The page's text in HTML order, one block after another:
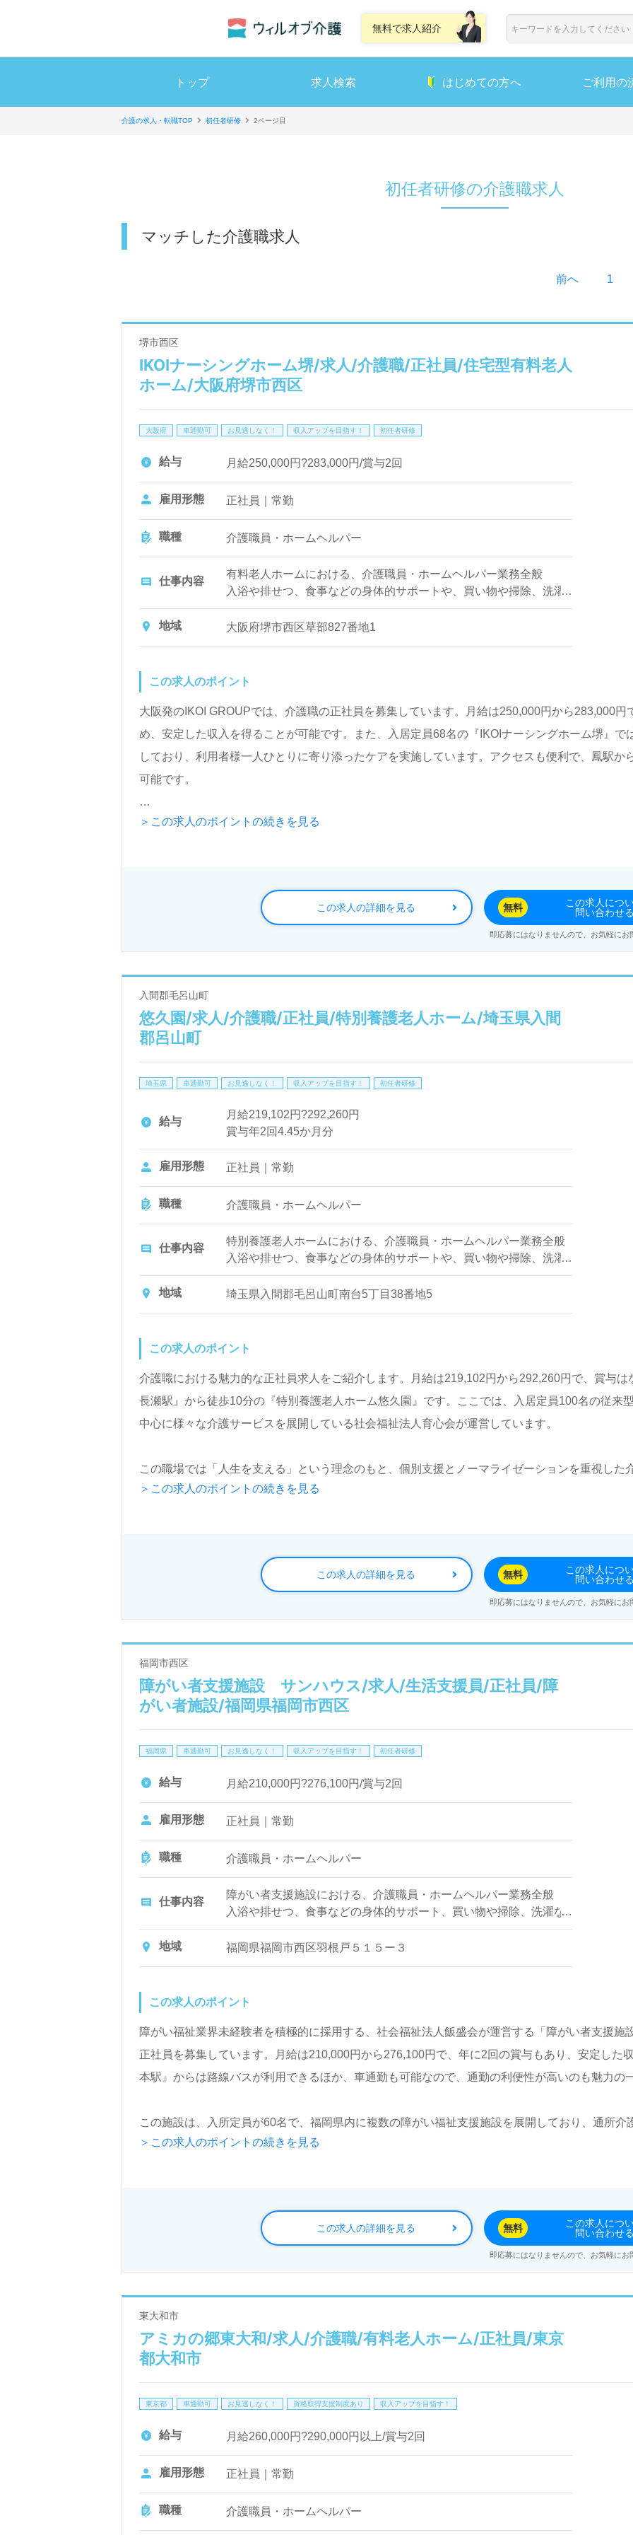
無料で求人紹介
トップ 求人検索 はじめての方へ ご利用の
介護の求人・転職TOP 初任者研修 2ページ目
初任者研修の介護職求人
マッチした介護職求人
前へ 1
堺市西区
IKOIナーシングホーム堺/求人/介護職/正社員/住宅型有料老人
ホーム/大阪府堺市西区
大阪府 車通勤可 お見逃しなく！ 収入アップを目指す！ 初任者研修
給与 月給250,000円?283,000円/賞与2回
雇用形態 正社員｜常勤
職種 介護職員・ホームヘルパー
仕事内容
有料老人ホームにおける、介護職員・ホームヘルパー業務全般
入浴や排せつ、食事などの身体的サポートや、買い物や掃除、洗濯
など日常生活のサポートなどをお願いします。
地域
大阪府堺市西区草部827番地1
この求人のポイント
大阪発のIKOI GROUPでは、介護職の正社員を募集しています。月給は250,000円から283,000円
め、安定した収入を得ることが可能です。また、入居定員68名の『IKOIナーシングホーム堺』で
しており、利用者様一人ひとりに寄り添ったケアを実施しています。アクセスも便利で、鳳駅か
可能です。
当グループは、大阪府、兵庫県、東京都、石川県でデイサービスや訪問看護、サービス付き高齢
求職者には「ご利用者様らしさをサポートしたい」「介護業界での夢を実現したい」といった思
医療・福祉業界での正社員やパートの求人を探している方は、ぜひウィルオブ介護にご相談くだ
＞この求人のポイントの続きを見る
この求人の詳細を見る 無料
この求人につ
問い合わせる
即応募にはなりませんので、お気軽にお
入間郡毛呂山町
悠久園/求人/介護職/正社員/特別養護老人ホーム/埼玉県入間
郡呂山町
埼玉県 車通勤可 お見逃しなく！ 収入アップを目指す！ 初任者研修
給与
月給219,102円?292,260円
賞与年2回4.45か月分
雇用形態 正社員｜常勤
職種 介護職員・ホームヘルパー
仕事内容
特別養護老人ホームにおける、介護職員・ホームヘルパー業務全般
入浴や排せつ、食事などの身体的サポートや、買い物や掃除、洗濯
など日常生活のサポートなど
地域
埼玉県入間郡毛呂山町南台5丁目38番地5
この求人のポイント
介護職における魅力的な正社員求人をご紹介します。月給は219,102円から292,260円で、賞与は
長瀬駅』から徒歩10分の『特別養護老人ホーム悠久園』です。ここでは、入居定員100名の従来
中心に様々な介護サービスを展開している社会福祉法人育心会が運営しています。
この職場では「人生を支える」という理念のもと、個別支援とノーマライゼーションを重視した
介護職の経験をお持ちの方には特におすすめですが、特別養護老人ホームでの勤務経験がなくて
「ご利用者様お一人おひとりに寄り添いたい」という想いを持つ方や、キャリアアップを目指し
い方など、さまざまな志向を持つ求職者を歓迎します。求人情報の詳細や転職に関する相談は、
に描いていきましょう。お問い合わせお待ちしております。
＞この求人のポイントの続きを見る
この求人の詳細を見る 無料
この求人につ
問い合わせる
即応募にはなりませんので、お気軽にお
福岡市西区
障がい者支援施設 サンハウス/求人/生活支援員/正社員/障
がい者施設/福岡県福岡市西区
福岡県 車通勤可 お見逃しなく！ 収入アップを目指す！ 初任者研修
給与 月給210,000円?276,100円/賞与2回
雇用形態 正社員｜常勤
職種 介護職員・ホームヘルパー
仕事内容
障がい者支援施設における、介護職員・ホームヘルパー業務全般
入浴や排せつ、食事などの身体的サポート、買い物や掃除、洗濯な
ど日常生活のサポートなど
地域
福岡県福岡市西区羽根戸５１５ー３
この求人のポイント
障がい福祉業界未経験者を積極的に採用する、社会福祉法人飯盛会が運営する「障がい者支援施
正社員を募集しています。月給は210,000円から276,100円で、年に2回の賞与もあり、安定した
本駅』からは路線バスが利用できるほか、車通勤も可能なので、通勤の利便性が高いのも魅力の
この施設は、入所定員が60名で、福岡県内に複数の障がい福祉支援施設を展開しており、通所介
ループホーム、相談支援センターといった多様なサービスを提供しています。理念としては「豊
看護助手や介護職の経験がある方はもちろん、業界未経験者も歓迎しており、安心のOJTや研修
るため、初めての方でも安心してスタートできます。利用者様一人ひとりに寄り添い、専門性を
るので、キャリアを描きやすい職場です。転職を考えている方や新たな環境で働きたい方にとっ
なたのキャリアをサポートいたします。
＞この求人のポイントの続きを見る
この求人の詳細を見る 無料
この求人につ
問い合わせる
即応募にはなりませんので、お気軽にお
東大和市
アミカの郷東大和/求人/介護職/有料老人ホーム/正社員/東京
都大和市
東京都 車通勤可 お見逃しなく！ 資格取得支援制度あり 収入アップを目指す！
給与 月給260,000円?290,000円以上/賞与2回
雇用形態 正社員｜常勤
職種 介護職員・ホームヘルパー